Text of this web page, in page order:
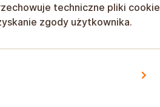
techniczne pliki cookie
zgody użytkownika.